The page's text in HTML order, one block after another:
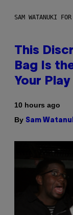
SAM WATANUKI
This
Bag Is
Your
10 hours ago
By Sam